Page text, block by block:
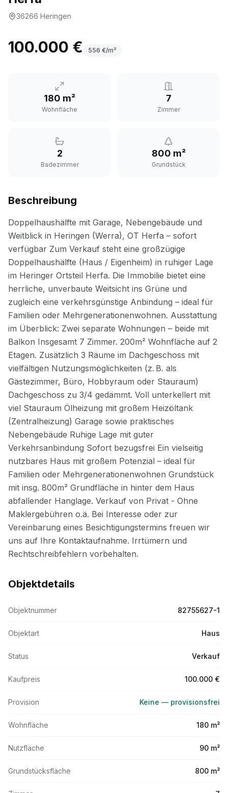
36266 Heringen
100.000 € 556 €/m²
180 m²
Wohnfläche
7
Zimmer
2
Badezimmer
800 m²
Grundstück
Beschreibung
Objektdetails
Objektnummer 82755627-1
Objektart Haus
Status Verkauf
Kaufpreis 100.000 €
Provision Keine — provisionsfrei
Wohnfläche 180 m²
Nutzfläche 90 m²
Grundstücksfläche 800 m²